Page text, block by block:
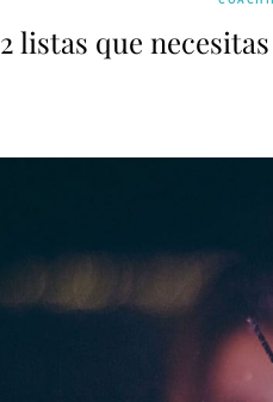
2 listas que